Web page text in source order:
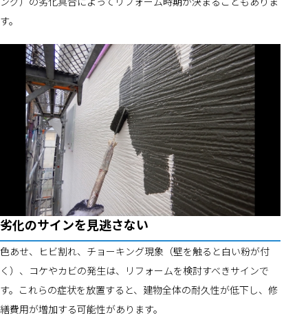
す。
劣化のサインを見逃さない
色あせ、ヒビ割れ、チョーキング現象（壁を触ると白い粉が付
く）、コケやカビの発生は、リフォームを検討すべきサインで
す。これらの症状を放置すると、建物全体の耐久性が低下し、修
繕費用が増加する可能性があります。